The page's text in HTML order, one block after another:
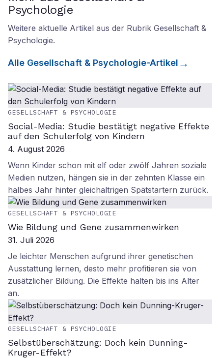
Psychologie
Weitere aktuelle Artikel aus der Rubrik Gesellschaft &
Psychologie.
Alle Gesellschaft & Psychologie-Artikel
GESELLSCHAFT & PSYCHOLOGIE
Social-Media: Studie bestätigt negative Effekte
auf den Schulerfolg von Kindern
4. August 2026
Wenn Kinder schon mit elf oder zwölf Jahren soziale
Medien nutzen, hängen sie in der zehnten Klasse ein
halbes Jahr hinter gleichaltrigen Spätstartern zurück.
GESELLSCHAFT & PSYCHOLOGIE
Wie Bildung und Gene zusammenwirken
31. Juli 2026
Je leichter Menschen aufgrund ihrer genetischen
Ausstattung lernen, desto mehr profitieren sie von
zusätzlicher Bildung. Die Effekte halten bis ins Alter
an.
GESELLSCHAFT & PSYCHOLOGIE
Selbstüberschätzung: Doch kein Dunning-
Kruger-Effekt?